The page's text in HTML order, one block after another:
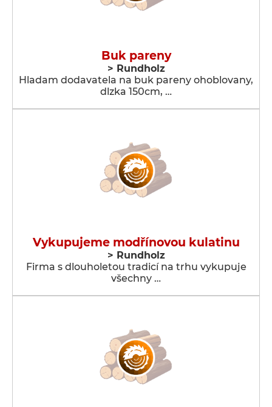
Buk pareny
> Rundholz
Hladam dodavatela na buk pareny ohoblovany,
dlzka 150cm, …
Vykupujeme modřínovou kulatinu
> Rundholz
Firma s dlouholetou tradicí na trhu vykupuje
všechny …